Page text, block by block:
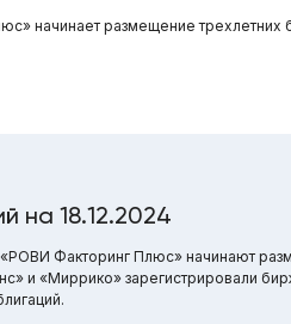
начинает размещение
на 18.12.2024
Факторинг Плюс» начинают
и «Миррико» зарегистрировали